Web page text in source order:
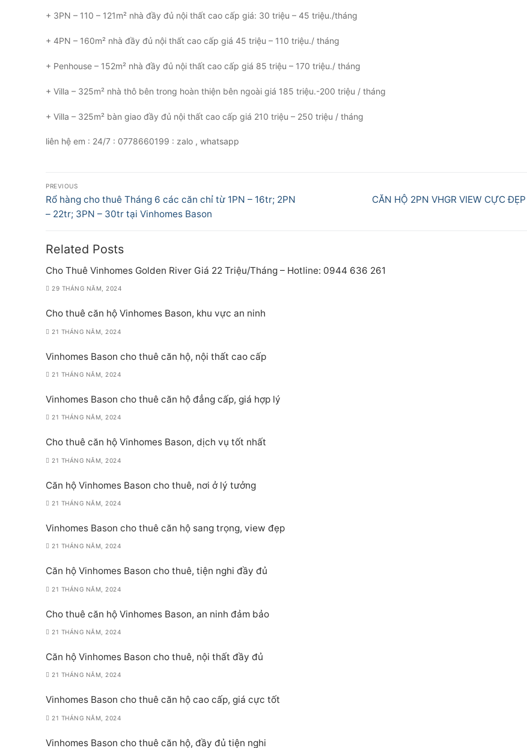
+ 3PN – 110 – 121m² nhà đầy đủ nội thất cao cấp giá: 30 triệu – 45 triệu./tháng
+ 4PN – 160m² nhà đầy đủ nội thất cao cấp giá 45 triệu – 110 triệu./ tháng
+ Penhouse – 152m² nhà đầy đủ nội thất cao cấp giá 85 triệu – 170 triệu./ tháng
+ Villa – 325m² nhà thô bên trong hoàn thiện bên ngoài giá 185 triệu.-200 triệu / tháng
+ Villa – 325m² bàn giao đầy đủ nội thất cao cấp giá 210 triệu – 250 triệu / tháng
liên hệ em : 24/7 : 0778660199 : zalo , whatsapp
Điều
hướng
bài
viết
PREVIOUS
Previous
post:
Rổ hàng cho thuê Tháng 6 các căn chỉ từ 1PN – 16tr; 2PN
– 22tr; 3PN – 30tr tại Vinhomes Bason
Next
CĂN HỘ 2PN VHGR VIEW CỰC
Related Posts
Cho Thuê Vinhomes Golden River Giá 22 Triệu/Tháng – Hotline: 0944 636 261
29 THÁNG NĂM, 2024
Cho thuê căn hộ Vinhomes Bason, khu vực an ninh
21 THÁNG NĂM, 2024
Vinhomes Bason cho thuê căn hộ, nội thất cao cấp
21 THÁNG NĂM, 2024
Vinhomes Bason cho thuê căn hộ đẳng cấp, giá hợp lý
21 THÁNG NĂM, 2024
Cho thuê căn hộ Vinhomes Bason, dịch vụ tốt nhất
21 THÁNG NĂM, 2024
Căn hộ Vinhomes Bason cho thuê, nơi ở lý tưởng
21 THÁNG NĂM, 2024
Vinhomes Bason cho thuê căn hộ sang trọng, view đẹp
21 THÁNG NĂM, 2024
Căn hộ Vinhomes Bason cho thuê, tiện nghi đầy đủ
21 THÁNG NĂM, 2024
Cho thuê căn hộ Vinhomes Bason, an ninh đảm bảo
21 THÁNG NĂM, 2024
Căn hộ Vinhomes Bason cho thuê, nội thất đầy đủ
21 THÁNG NĂM, 2024
Vinhomes Bason cho thuê căn hộ cao cấp, giá cực tốt
21 THÁNG NĂM, 2024
Vinhomes Bason cho thuê căn hộ, đầy đủ tiện nghi